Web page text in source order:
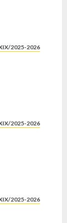
2025-2026
2025-2026
2025-2026